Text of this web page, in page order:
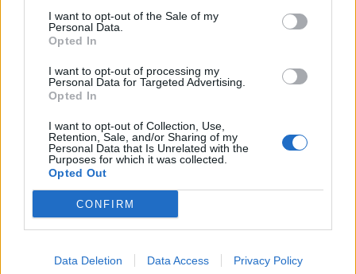
I want to opt-out of the Sale of my
Personal Data.
Opted In
I want to opt-out of processing my
Personal Data for Targeted Advertising.
Opted In
I want to opt-out of Collection, Use,
Retention, Sale, and/or Sharing of my
Personal Data that Is Unrelated with the
Purposes for which it was collected.
Opted Out
CONFIRM
Data Deletion Data Access Privacy Policy